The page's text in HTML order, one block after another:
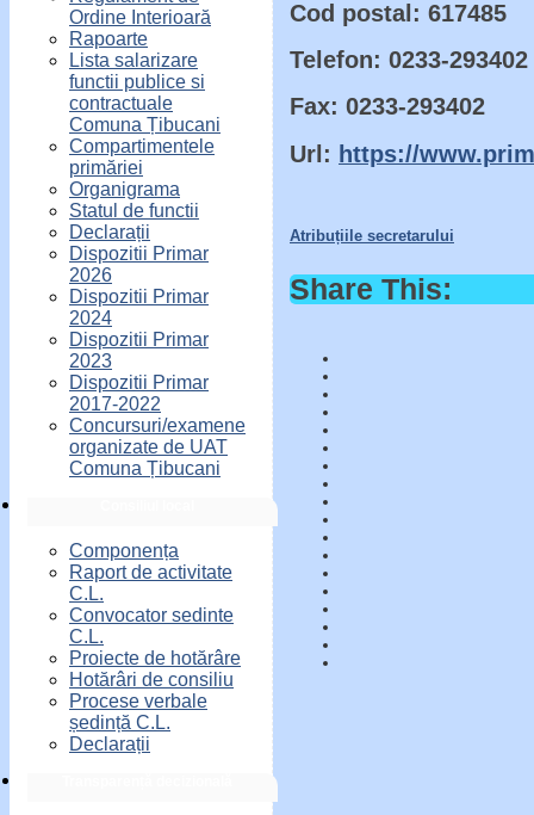
Cod postal: 617485
Telefon: 0233-293402
Fax: 0233-293402
Url: https://
Atribuțiile secretarului
Share This:
Ordine Interioară
Rapoarte
Lista salarizare
functii publice si
contractuale
Comuna Țibucani
Compartimentele
primăriei
Organigrama
Statul de functii
Declarații
Dispozitii Primar
2026
Dispozitii Primar
2024
Dispozitii Primar
2023
Dispozitii Primar
2017-2022
Concursuri/examene
organizate de UAT
Comuna Țibucani
Componența
Raport de activitate
C.L.
Convocator sedinte
C.L.
Proiecte de hotărâre
Hotărâri de consiliu
Procese verbale
ședință C.L.
Declarații